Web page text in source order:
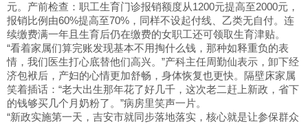
元。产前检查：职工生育门诊报销额度从1200元提高至2000元，
报销比例由60%提高至70%，同样不设起付线、乙类无自付。连
续缴费满一年且生育后仍在缴费的女职工还可领取生育津贴。
“看着家属们算完账发现基本不用掏什么钱，那种如释重负的表
情，我们医生打心底替他们高兴。”产科主任周勤仙表示，卸下经
济包袱后，产妇的心情更加舒畅，身体恢复也更快。隔壁床家属
笑着插话：“老大出生那年花了好几千，这次老二赶上新政，省下
的钱够买几个月奶粉了。”病房里笑声一片。
“新政实施第一天，吉安市就同步落地落实，核心就是让参保群众